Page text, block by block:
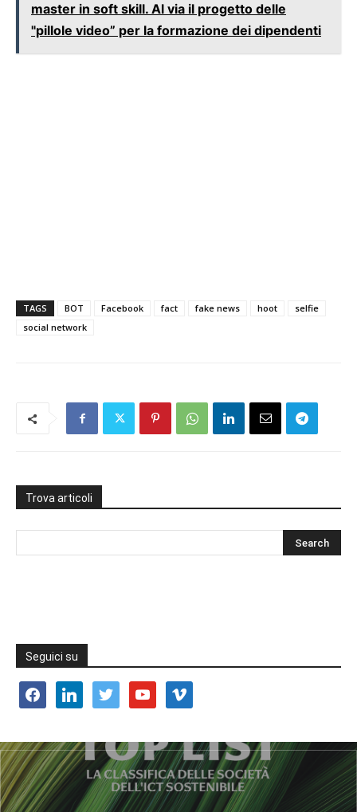
master in soft skill. Al via il progetto delle
"pillole video” per la formazione dei dipendenti
TAGS BOT Facebook fact fake news hoot
selfie
social network
Trova articoli
Seguici su
facebooklinkedin twitter youtube vimeo